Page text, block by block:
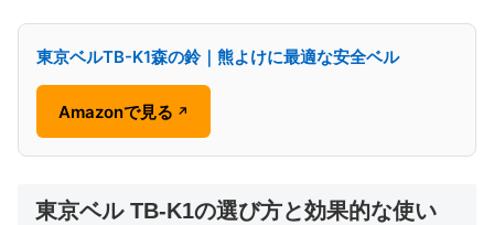
東京ベルTB-K1森の鈴｜熊よけに最適な安全ベル
Amazonで見る ↗
東京ベル TB-K1の選び方と効果的な使い